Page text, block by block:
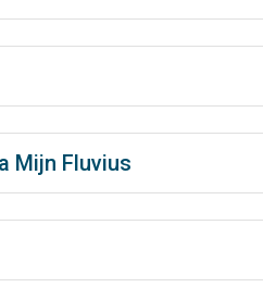
Mijn Fluvius